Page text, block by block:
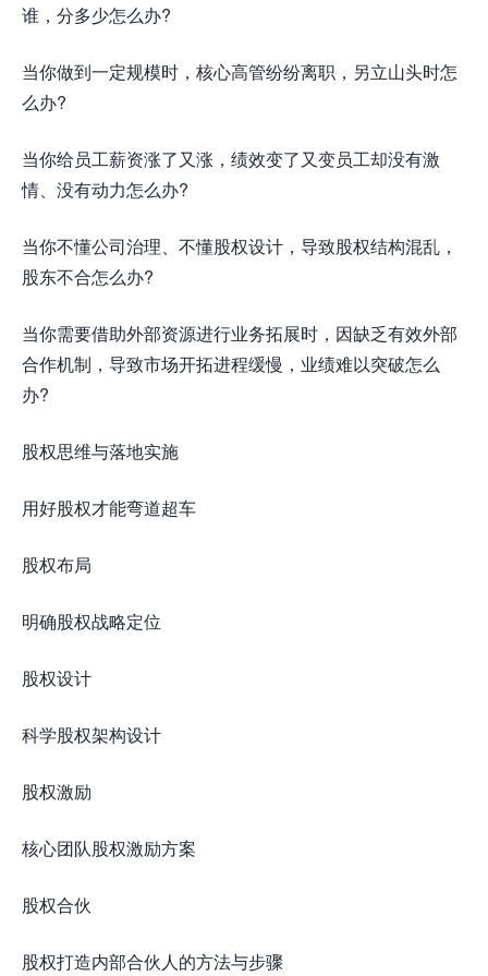
谁，分多少怎么办?
当你做到一定规模时，核心高管纷纷离职，另立山头时怎
么办?
当你给员工薪资涨了又涨，绩效变了又变员工却没有激
情、没有动力怎么办?
当你不懂公司治理、不懂股权设计，导致股权结构混乱，
股东不合怎么办?
当你需要借助外部资源进行业务拓展时，因缺乏有效外部
合作机制，导致市场开拓进程缓慢，业绩难以突破怎么
办?
股权思维与落地实施
用好股权才能弯道超车
股权布局
明确股权战略定位
股权设计
科学股权架构设计
股权激励
核心团队股权激励方案
股权合伙
股权打造内部合伙人的方法与步骤